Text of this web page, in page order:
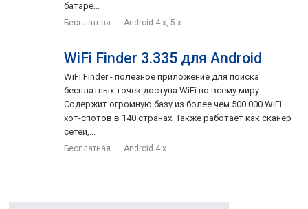
батаре...
Бесплатная Android 4.x, 5.x
WiFi Finder 3.335 для Android
WiFi Finder - полезное приложение для поиска
бесплатных точек доступа WiFi по всему миру.
Содержит огромную базу из более чем 500 000 WiFi
хот-спотов в 140 странах. Также работает как сканер
сетей,...
Бесплатная Android 4.x